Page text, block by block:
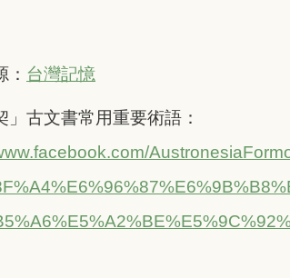
台灣記憶
」古文書常用重要術語：